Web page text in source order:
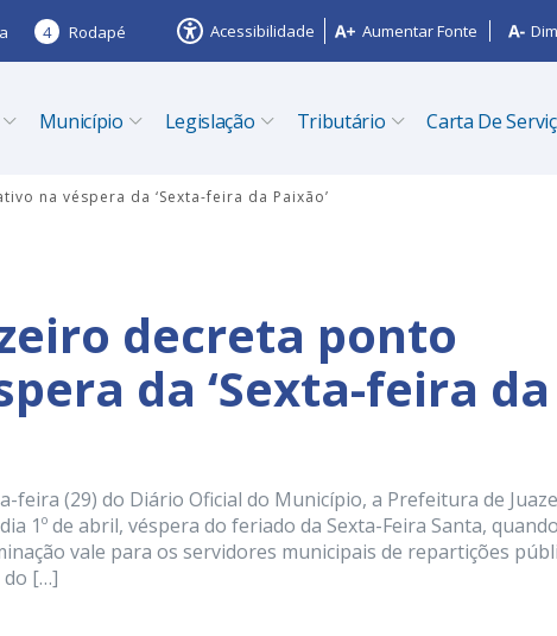
4 Rodapé Acessibilidade Aumentar Fonte
Município Legislação Tributário Carta De
na véspera da ‘Sexta-feira da Paixão’
decreta ponto
da ‘Sexta-feira da
feira (29) do Diário Oficial do Município, a Prefeitura de
1º de abril, véspera do feriado da Sexta-Feira Santa, quando
vale para os servidores municipais de repartições
do […]